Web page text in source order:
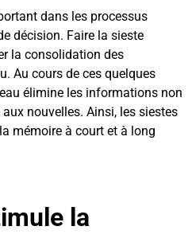
dans les processus
décision. Faire la sieste
la consolidation des
Au cours de ces quelques
élimine les informations non
nouvelles. Ainsi, les siestes
mémoire à court et à long
la